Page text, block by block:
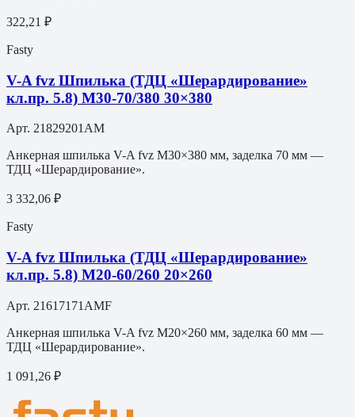
322,21 ₽
Fasty
V-A fvz Шпилька (ТДЦ «Шерардирование»
кл.пр. 5.8) M30-70/380 30×380
Арт. 21829201AM
Анкерная шпилька V-A fvz M30×380 мм, заделка 70 мм —
ТДЦ «Шерардирование».
3 332,06 ₽
Fasty
V-A fvz Шпилька (ТДЦ «Шерардирование»
кл.пр. 5.8) M20-60/260 20×260
Арт. 21617171AMF
Анкерная шпилька V-A fvz M20×260 мм, заделка 60 мм —
ТДЦ «Шерардирование».
1 091,26 ₽